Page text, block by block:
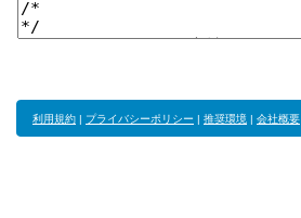
利用規約 | プライバシーポリシー | 推奨環境 | 会社概要